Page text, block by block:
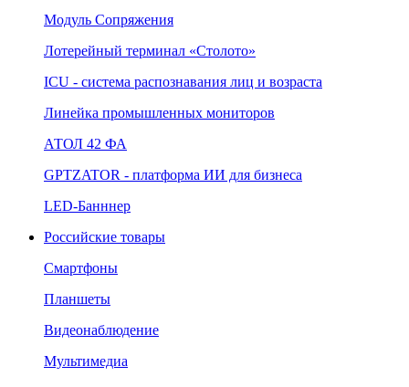
Модуль Сопряжения
Лотерейный терминал «Столото»
ICU - система распознавания лиц и возраста
Линейка промышленных мониторов
АТОЛ 42 ФА
GPTZATOR - платформа ИИ для бизнеса
LED-Банннер
Российские товары
Смартфоны
Планшеты
Видеонаблюдение
Мультимедиа